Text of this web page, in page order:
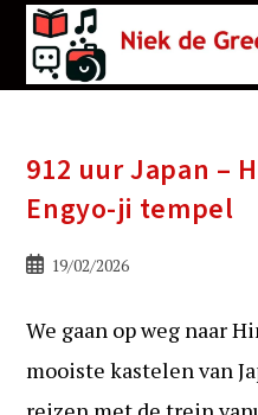
912 uur Japan –
Engyo-ji tempel
Bericht19/02/2026
We gaan op weg naar
mooiste kastelen van